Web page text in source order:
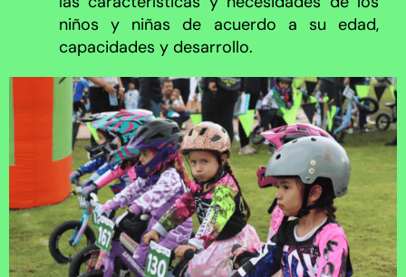
niños y niñas de acuerdo a su edad,
capacidades y desarrollo.